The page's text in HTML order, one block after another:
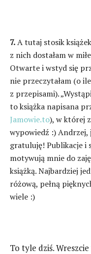
7.A tutaj stosik
z nich dostałam w
Otwarte i wstyd się
nie przeczytałam (o
z przepisami).
to książka napisana
Jamowie.to), w której
wypowiedź :)
gratuluję! Publikacje i
motywują mnie do
książką. Najbardziej
różową, pełną
wiele :)
To tyle dziś.